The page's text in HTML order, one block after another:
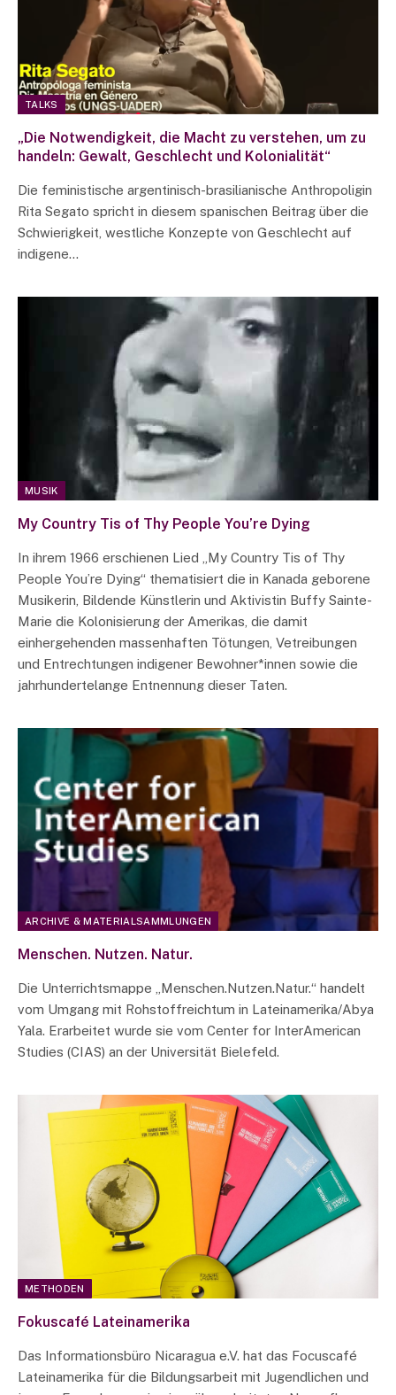
TALKS
„Die Notwendigkeit, die Macht zu verstehen, um zu
handeln: Gewalt, Geschlecht und Kolonialität“
Die feministische argentinisch-brasilianische Anthropoligin
Rita Segato spricht in diesem spanischen Beitrag über die
Schwierigkeit, westliche Konzepte von Geschlecht auf
indigene…
MUSIK
My Country Tis of Thy People You’re Dying
In ihrem 1966 erschienen Lied „My Country Tis of Thy
People You’re Dying“ thematisiert die in Kanada geborene
Musikerin, Bildende Künstlerin und Aktivistin Buffy Sainte-
Marie die Kolonisierung der Amerikas, die damit
einhergehenden massenhaften Tötungen, Vetreibungen
und Entrechtungen indigener Bewohner*innen sowie die
jahrhundertelange Entnennung dieser Taten.
ARCHIVE & MATERIALSAMMLUNGEN
Menschen. Nutzen. Natur.
Die Unterrichtsmappe „Menschen.Nutzen.Natur.“ handelt
vom Umgang mit Rohstoffreichtum in Lateinamerika/Abya
Yala. Erarbeitet wurde sie vom Center for InterAmerican
Studies (CIAS) an der Universität Bielefeld.
METHODEN
Fokuscafé Lateinamerika
Das Informationsbüro Nicaragua e.V. hat das Focuscafé
Lateinamerika für die Bildungsarbeit mit Jugendlichen und